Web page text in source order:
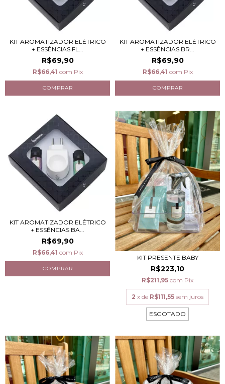
KIT AROMATIZADOR ELÉTRICO
+ ESSÊNCIAS FL...
R$69,90
R$66,41 com Pix
KIT AROMATIZADOR ELÉTRICO
+ ESSÊNCIAS BR...
R$69,90
R$66,41 com Pix
KIT AROMATIZADOR ELÉTRICO
+ ESSÊNCIAS BA...
R$69,90
R$66,41 com Pix
KIT PRESENTE BABY
R$223,10
R$211,95 com Pix
2 x de R$111,55 sem juros
ESGOTADO